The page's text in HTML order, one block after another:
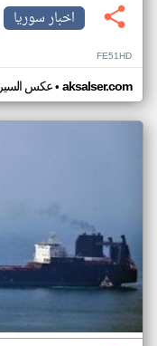
اخبار سوريا
FE51HD
عكس السير• aksalser.com